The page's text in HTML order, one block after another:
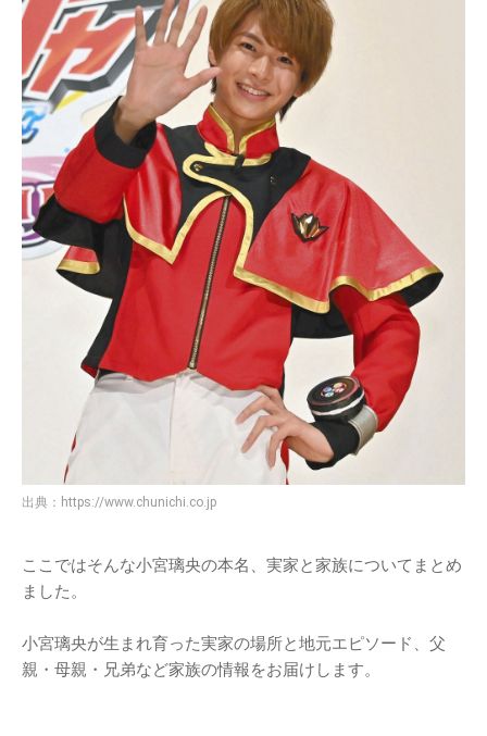
出典： https://www.chunichi.co.jp
ここではそんな小宮璃央の本名、実家と家族についてまとめ
ました。
小宮璃央が生まれ育った実家の場所と地元エピソード、父
親・母親・兄弟など家族の情報をお届けします。